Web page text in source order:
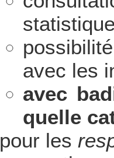
avec les
avec
quelle
pour les